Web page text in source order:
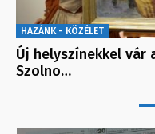
HAZÁNK - KÖZÉLET
Új helyszínekkel vár
Szolno…